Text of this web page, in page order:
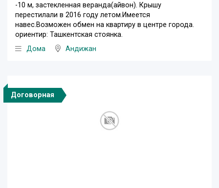
-10 м, застекленная веранда(айвон). Крышу
перестилали в 2016 году летом.Имеется
навес.Возможен обмен на квартиру в центре города.
ориентир: Ташкентская стоянка.
Дома
Андижан
Договорная